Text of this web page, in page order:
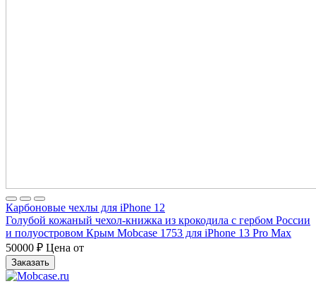
Карбоновые чехлы для iPhone 12
Голубой кожаный чехол-книжка из крокодила с гербом России
и полуостровом Крым Mobcase 1753 для iPhone 13 Pro Max
50000 ₽ Цена от
Заказать